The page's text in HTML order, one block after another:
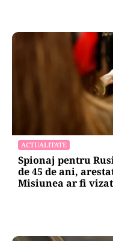
ACTUALITATE
Spionaj pentru
de 45 de ani,
Misiunea ar fi